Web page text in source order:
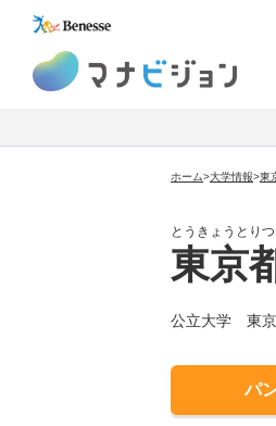
ホーム>大学情報>東
とうきょうとりつ
東京
公立大学 東
パ